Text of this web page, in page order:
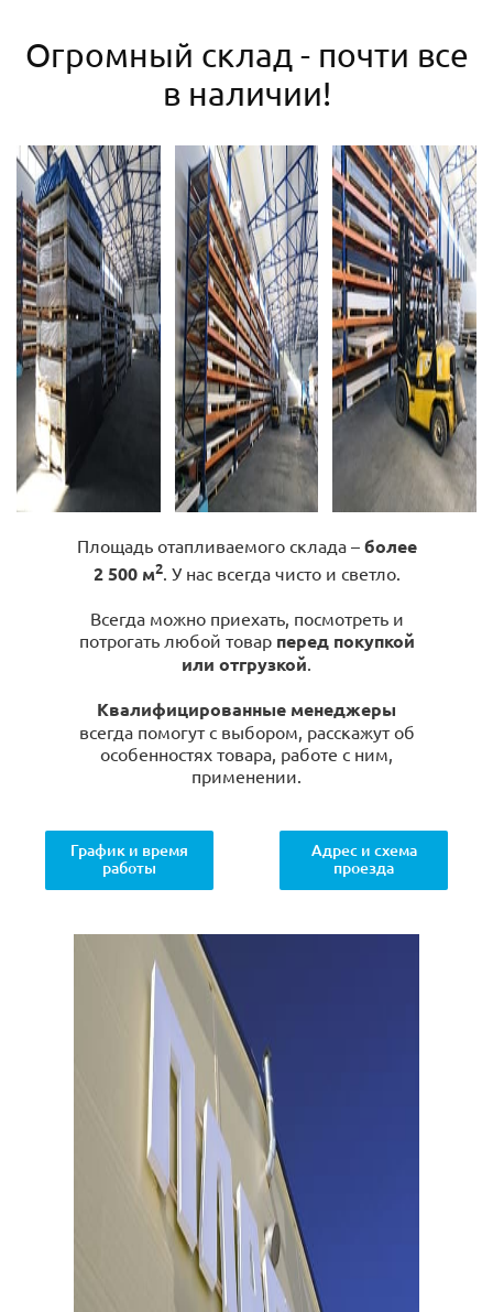
Огромный склад - почти все
в наличии!
Площадь отапливаемого склада – более
2 500 м2. У нас всегда чисто и светло.
Всегда можно приехать, посмотреть и
потрогать любой товар перед покупкой
или отгрузкой.
Квалифицированные менеджеры
всегда помогут с выбором, расскажут об
особенностях товара, работе с ним,
применении.
График и время
работы
Адрес и схема
проезда